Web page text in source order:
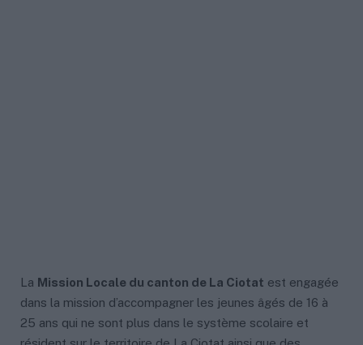
La Mission Locale du canton de La Ciotat est engagée
dans la mission d’accompagner les jeunes âgés de 16 à
25 ans qui ne sont plus dans le système scolaire et